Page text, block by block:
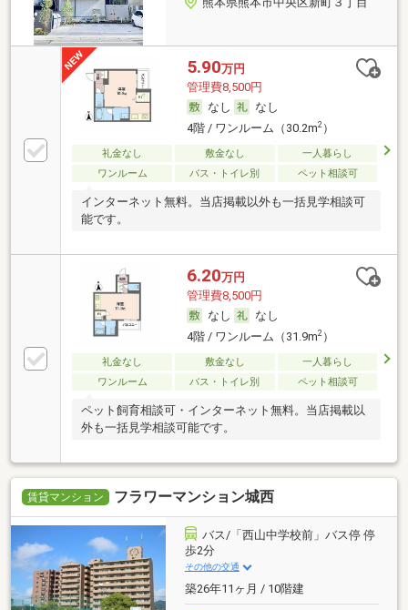
5.90万円
管理費8,500円
なし
なし
4階 / ワンルーム（30.2m2）
礼金なし 敷金なし
一人暮らし
ワンルーム
バス・トイレ別 ペット相談可
インターネット無料。当店掲載以外も一括見学相談可
能です。
6.20万円
管理費8,500円
なし
なし
4階 / ワンルーム（31.9m2）
礼金なし 敷金なし
一人暮らし
ワンルーム
バス・トイレ別 ペット相談可
ペット飼育相談可・インターネット無料。当店掲載以
外も一括見学相談可能です。
賃貸マンション フラワーマンション城西
バス/「西山中学校前」バス停 停
歩2分
その他の交通
築26年11ヶ月 / 10階建